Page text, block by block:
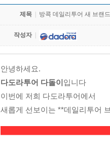
제목 방콕 데일리투어 새 브랜
작성자
안녕하세요.
다도라투어 다돌이 입니다
이번에 저희 다도라투어에서
새롭게 선보이는 **데일리투어